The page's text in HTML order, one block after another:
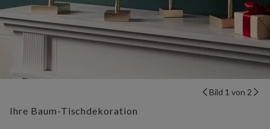
Bild 1 von 2
Ihre Baum-Tischdekoration